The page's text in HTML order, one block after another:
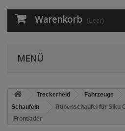
Warenkorb (Leer)
MENÜ
Treckerheld Fahrzeuge
Schaufeln
Rübenschaufel für Siku
Frontlader